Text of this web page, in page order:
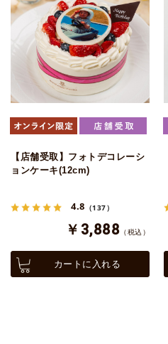
【店舗受取】フォトデコレーシ
ョンケーキ(12cm)
4.8 （137）
￥3,888 （税込）
カートに入れる